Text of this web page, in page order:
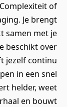
of
Je brengt
samen met je
beschikt over
jezelf continu
in een snel
helder, weet
en bouwt